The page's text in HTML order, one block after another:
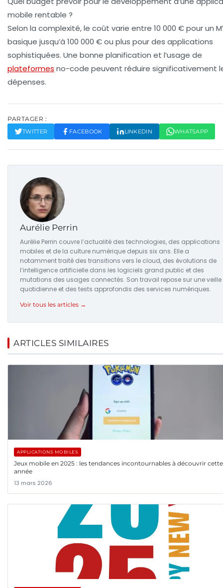
mobile rentable ?
Selon la complexité, le coût varie entre 10 000 € pour un
basique jusqu’à 100 000 € ou plus pour des applications
sophistiquées. Une bonne planification et l’usage de
plateformes no-code peuvent réduire significativement
dépenses.
PARTAGER :
TWITTER FACEBOOK LINKEDIN WHATSAPP
Aurélie Perrin
Aurélie Perrin couvre l’actualité des technologies, des applications
mobiles et de la culture numérique depuis six ans. Elle a
notamment traité des transitions vers le cloud, des évolutions de
l’intelligence artificielle dans les logiciels grand public et des
mutations des usages connectés. Son travail repose sur une veille
quotidienne et des tests approfondis des services numériques.
Voir tous les articles →
ARTICLES SIMILAIRES
APPLICATIONS MOBILES
Jeux mobile en 2025 : les tendances incontournables à découvrir cette
année
13 mars 2026